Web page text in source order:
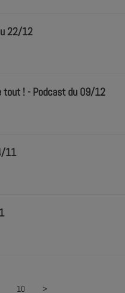
22/12
tout ! - Podcast du 09/12
11
10 >